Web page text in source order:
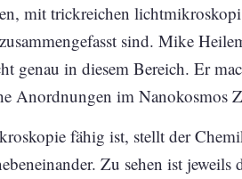
mit trickreichen
sind. Mike
genau in diesem Bereich. Er
Anordnungen im Nanokosmos
fähig ist, stellt der
Zu sehen ist jeweils